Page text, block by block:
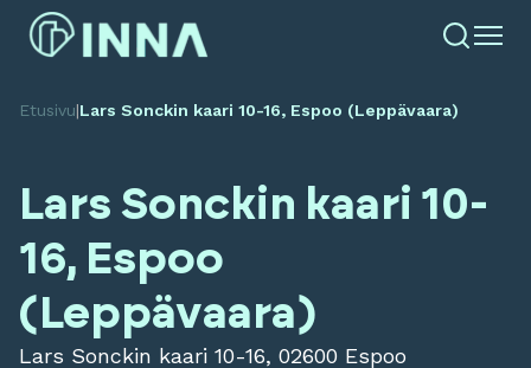
Etusivu|Lars Sonckin kaari 10-16, Espoo (Leppävaara)
Lars Sonckin kaari 10-
16, Espoo
(Leppävaara)
Lars Sonckin kaari 10-16, 02600 Espoo